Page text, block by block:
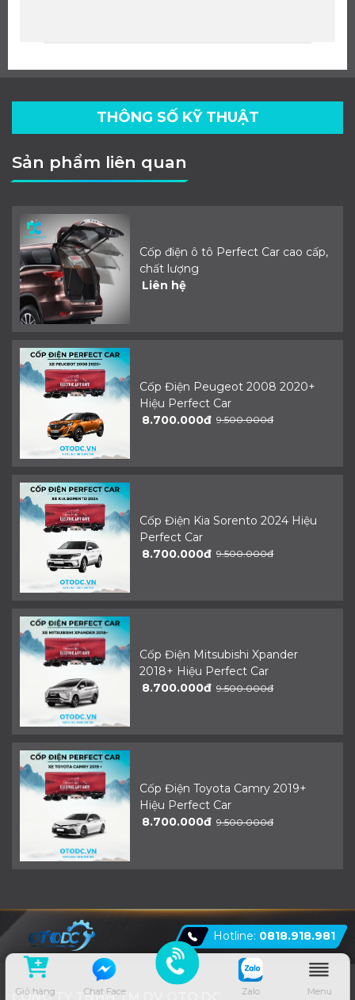
Giỏ hàng Chat Face Zalo Menu
THÔNG SỐ KỸ THUẬT
Sản phẩm liên quan
Cốp điện ô tô Perfect Car cao cấp,
chất lượng
Liên hệ
Cốp Điện Peugeot 2008 2020+
Hiệu Perfect Car
8.700.000đ 9.500.000đ
Cốp Điện Kia Sorento 2024 Hiệu
Perfect Car
8.700.000đ 9.500.000đ
Cốp Điện Mitsubishi Xpander
2018+ Hiệu Perfect Car
8.700.000đ 9.500.000đ
Cốp Điện Toyota Camry 2019+
Hiệu Perfect Car
8.700.000đ 9.500.000đ
Hotline: 0818.918.981